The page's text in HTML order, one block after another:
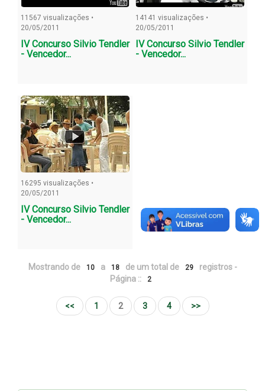
11567 visualizações •
20/05/2011
IV Concurso Silvio Tendler
- Vencedor...
14141 visualizações •
20/05/2011
IV Concurso Silvio Tendler
- Vencedor...
16295 visualizações •
20/05/2011
IV Concurso Silvio Tendler
- Vencedor...
Mostrando de 10 a 18 de um total de 29
registros -
Página ::
2
<< 1 2 3 4 >>